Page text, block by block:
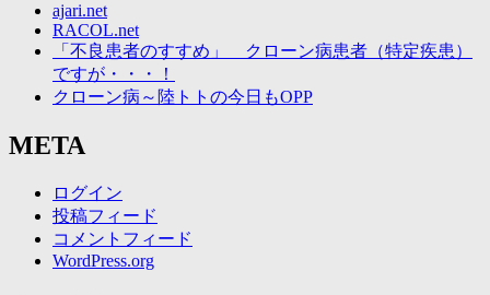
ajari.net
RACOL.net
「不良患者のすすめ」 クローン病患者（特定疾患）
ですが・・・！
クローン病～陸トトの今日もOPP
META
ログイン
投稿フィード
コメントフィード
WordPress.org